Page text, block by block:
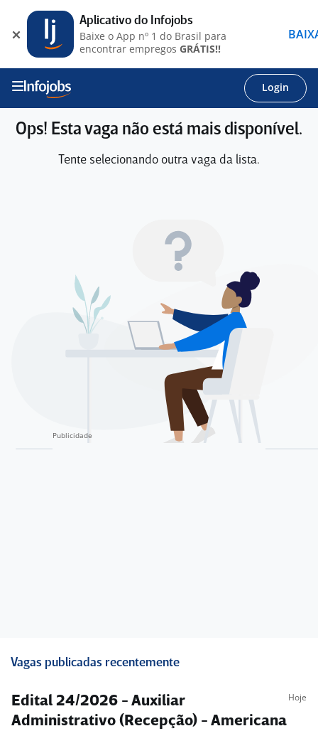
Login
Ops! Esta vaga não está mais disponível.
Tente selecionando outra vaga da lista.
Vagas publicadas recentemente
Edital 24/2026 - Auxiliar
Administrativo (Recepção) - Americana
Hoje
Aplicativo do Infojobs
Baixe o App nº 1 do Brasil para
encontrar empregos GRÁTIS!!